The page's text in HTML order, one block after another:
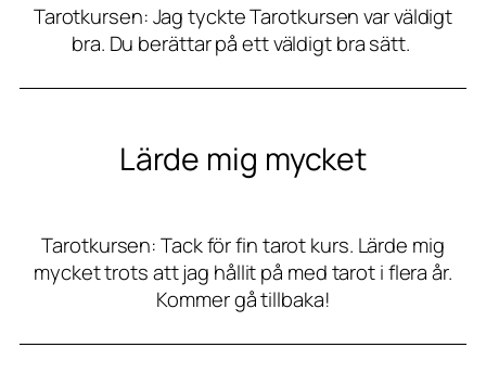
Tarotkursen: Jag tyckte Tarotkursen var väldigt
bra. Du berättar på ett väldigt bra sätt.
Lärde mig mycket
Tarotkursen: Tack för fin tarot kurs. Lärde mig
mycket trots att jag hållit på med tarot i flera år.
Kommer gå tillbaka!